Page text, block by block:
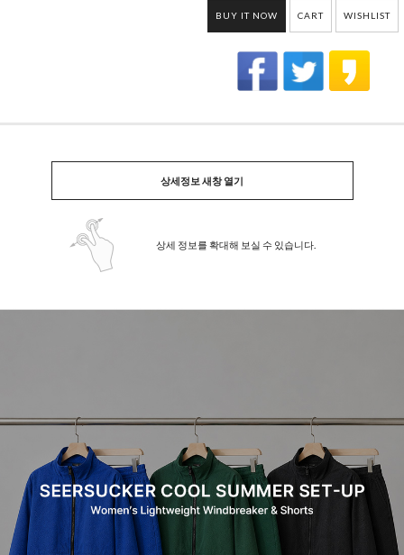
BUY IT NOW CART WISHLIST
상세정보 새창 열기
상세 정보를 확대해 보실 수 있습니다.